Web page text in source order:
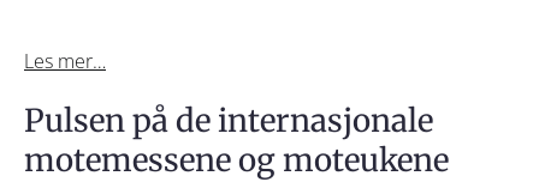
Les mer…
Pulsen på de internasjonale
motemessene og moteukene